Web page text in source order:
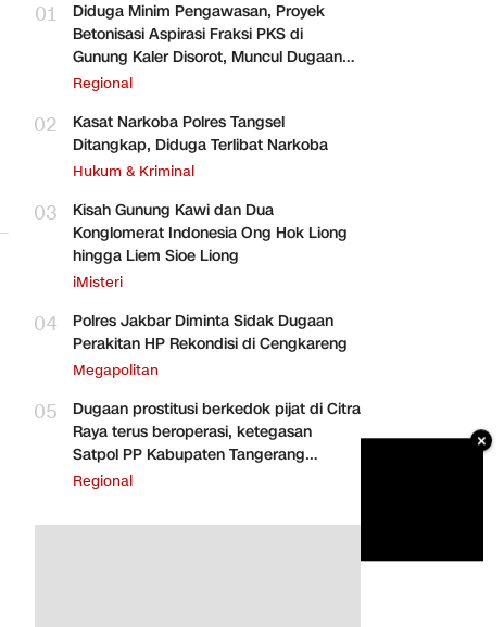
01
Diduga Minim Pengawasan, Proyek
Betonisasi Aspirasi Fraksi PKS di
Gunung Kaler Disorot, Muncul Dugaan
Pengurangan Volume
Regional
02
Kasat Narkoba Polres Tangsel
Ditangkap, Diduga Terlibat Narkoba
Hukum & Kriminal
03
Kisah Gunung Kawi dan Dua
Konglomerat Indonesia Ong Hok Liong
hingga Liem Sioe Liong
iMisteri
04
Polres Jakbar Diminta Sidak Dugaan
Perakitan HP Rekondisi di Cengkareng
Megapolitan
05
Dugaan prostitusi berkedok pijat di Citra
Raya terus beroperasi, ketegasan
Satpol PP Kabupaten Tangerang
dipertanyakan
Regional
×